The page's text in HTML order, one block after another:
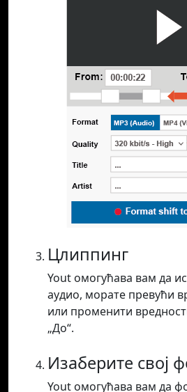
Цлиппинг
Yout омогућава вам да
аудио, морате превући
или променити
„До“.
Изаберите свој
Yout омогућава вам да